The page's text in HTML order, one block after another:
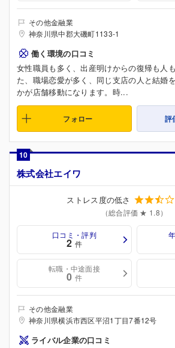
その他金融業
神奈川県中郡大磯町1133-1
働く環境の口コミ
女性職員も多く、出産明けからの復帰も人
た、職場恋愛が多く、同じ支店の人と結婚
かが店舗移動になります。時...
フォロー 評
10
株式会社エイワ
ストレス度の低さ
（総合評価 ★ 1.8）
口コミ・評判
2 件
転職・中途面接
0 件
その他金融業
神奈川県横浜市西区平沼1丁目7番12号
ライバル企業の口コミ